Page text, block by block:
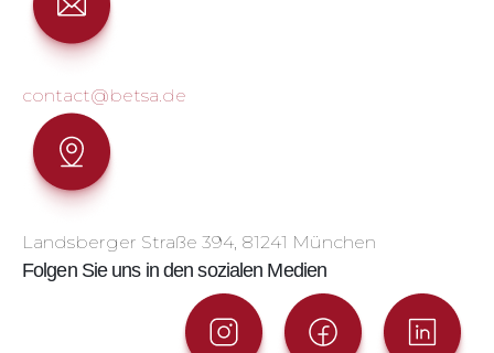
contact@betsa.de
Landsberger Straße 394, 81241 München
Folgen Sie uns in den sozialen Medien